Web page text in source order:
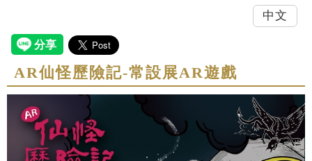
中文
AR仙怪歷險記-常設展AR遊戲